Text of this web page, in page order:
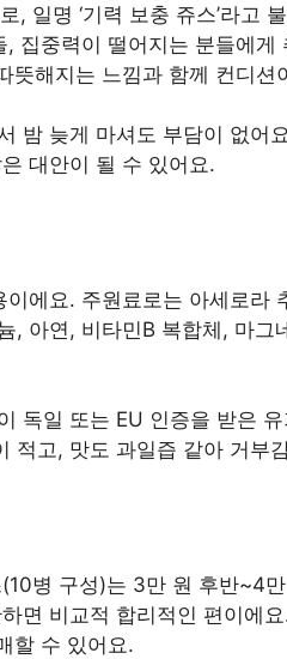
일명 ‘기력 보충 쥬스’라고
집중력이 떨어지는 분들에
해지는 느낌과 함께 컨디션
밤 늦게 마셔도 부담이 없어
대안이 될 수 있어요.
에요. 주원료로는 아세로라
, 아연, 비타민B 복합체, 마
독일 또는 EU 인증을 받은
적고, 맛도 과일즙 같아 거부
병 구성)는 3만 원 후반~4
면 비교적 합리적인 편이에
할 수 있어요.